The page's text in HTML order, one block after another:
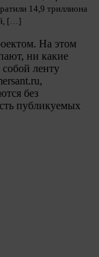
14,9 триллиона
[…]
На этом
ни какие
ленту
без
публикуемых